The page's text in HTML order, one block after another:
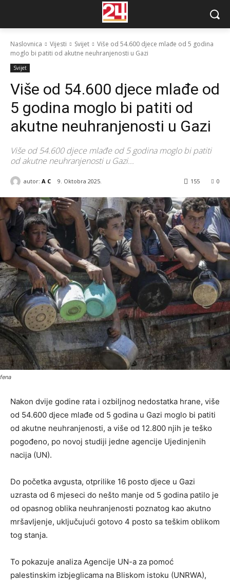
Naslovnica Vijesti Svijet
Više od 54.600 djece mlađe od 5 godina
moglo bi patiti od akutne neuhranjenosti u Gazi
Svijet
Više od 54.600 djece mlađe od
5 godina moglo bi patiti od
akutne neuhranjenosti u Gazi
Više od 54.600 djece mlađe od 5 godina moglo bi patiti
od akutne neuhranjenosti u Gazi...
autor: A C 9. Oktobra 2025. 0
155
fena
Nakon dvije godine rata i ozbiljnog nedostatka hrane, više
od 54.600 djece mlađe od 5 godina u Gazi moglo bi patiti
od akutne neuhranjenosti, a više od 12.800 njih je teško
pogođeno, po novoj studiji jedne agencije Ujedinjenih
nacija (UN).
Do početka avgusta, otprilike 16 posto djece u Gazi
uzrasta od 6 mjeseci do nešto manje od 5 godina patilo je
od opasnog oblika neuhranjenosti poznatog kao akutno
mršavljenje, uključujući gotovo 4 posto sa teškim oblikom
tog stanja.
To pokazuje analiza Agencije UN-a za pomoć
palestinskim izbjeglicama na Bliskom istoku (UNRWA),